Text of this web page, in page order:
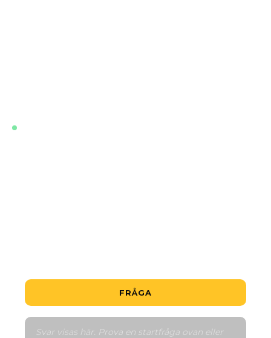
FRÅGA
Svar visas här. Prova en startfråga ovan eller